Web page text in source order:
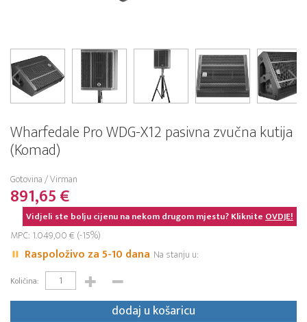
Wharfedale Pro WDG-X12 pasivna zvučna kutija
(Komad)
Gotovina / Virman
891,65 €
Vidjeli ste bolju cijenu na nekom drugom mjestu? KlikniteOVDJE!
MPC: 1.049,00 € (-15%)
Raspoloživo za 5-10 dana Na stanju u:
Količina:
dodaj u košaricu